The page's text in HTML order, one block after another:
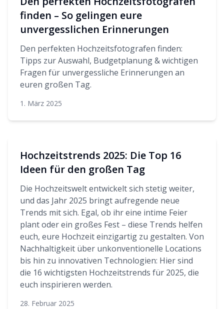
finden – So gelingen eure
unvergesslichen Erinnerungen
Den perfekten Hochzeitsfotografen finden:
Tipps zur Auswahl, Budgetplanung & wichtigen
Fragen für unvergessliche Erinnerungen an
euren großen Tag.
1. März 2025
Hochzeitstrends 2025: Die Top 16
Ideen für den großen Tag
Die Hochzeitswelt entwickelt sich stetig weiter,
und das Jahr 2025 bringt aufregende neue
Trends mit sich. Egal, ob ihr eine intime Feier
plant oder ein großes Fest – diese Trends helfen
euch, eure Hochzeit einzigartig zu gestalten. Von
Nachhaltigkeit über unkonventionelle Locations
bis hin zu innovativen Technologien: Hier sind
die 16 wichtigsten Hochzeitstrends für 2025, die
euch inspirieren werden.
28. Februar 2025